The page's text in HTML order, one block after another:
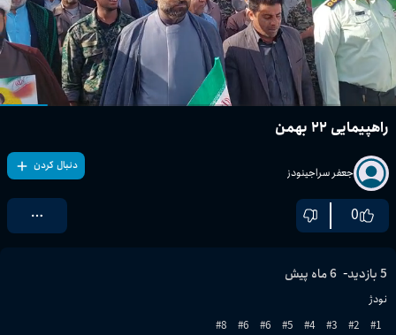
راهپیمایی ۲۲ بهمن
جعفر سراجینودز دنبال کردن
0
5بازدید- 6 ماه پیش
نودژ
1
2
3
4
5
6
6
8